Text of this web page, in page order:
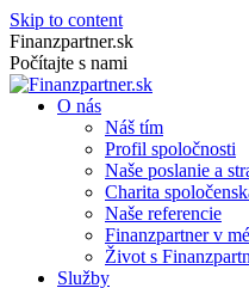
Skip to content
Finanzpartner.sk
Počítajte s nami
O nás
Náš tím
Profil spoločnosti
Naše poslanie a
Charita
Naše referencie
Finanzpartner v
Život s
Služby